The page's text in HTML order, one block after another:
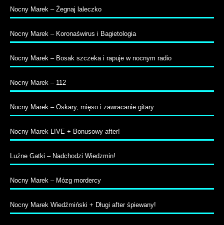
Nocny Marek – Żegnaj laleczko
Nocny Marek – Koronaświrus i Bagietologia
Nocny Marek – Bosak szczeka i rapuje w nocnym radio
Nocny Marek – 112
Nocny Marek – Oskary, mięso i zawracanie gitary
Nocny Marek LIVE + Bonusowy after!
Luźne Gatki – Nadchodzi Wiedzmin!
Nocny Marek – Mózg mordercy
Nocny Marek Wiedźmiński + Długi after śpiewany!